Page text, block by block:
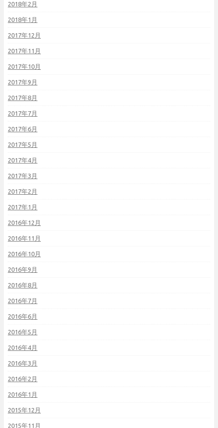
2018年2月
2018年1月
2017年12月
2017年11月
2017年10月
2017年9月
2017年8月
2017年7月
2017年6月
2017年5月
2017年4月
2017年3月
2017年2月
2017年1月
2016年12月
2016年11月
2016年10月
2016年9月
2016年8月
2016年7月
2016年6月
2016年5月
2016年4月
2016年3月
2016年2月
2016年1月
2015年12月
2015年11月